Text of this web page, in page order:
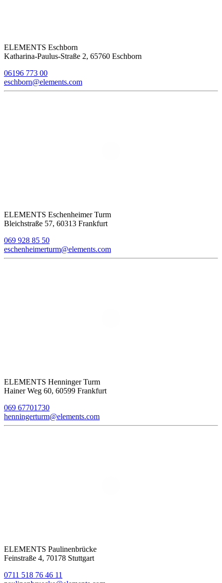
ELEMENTS Eschborn
Katharina-Paulus-Straße 2, 65760 Eschborn
06196 773 00
eschborn@elements.com
ELEMENTS Eschenheimer Turm
Bleichstraße 57, 60313 Frankfurt
069 928 85 50
eschenheimerturm@elements.com
ELEMENTS Henninger Turm
Hainer Weg 60, 60599 Frankfurt
069 67701730
henningerturm@elements.com
ELEMENTS Paulinenbrücke
Feinstraße 4, 70178 Stuttgart
0711 518 76 46 11